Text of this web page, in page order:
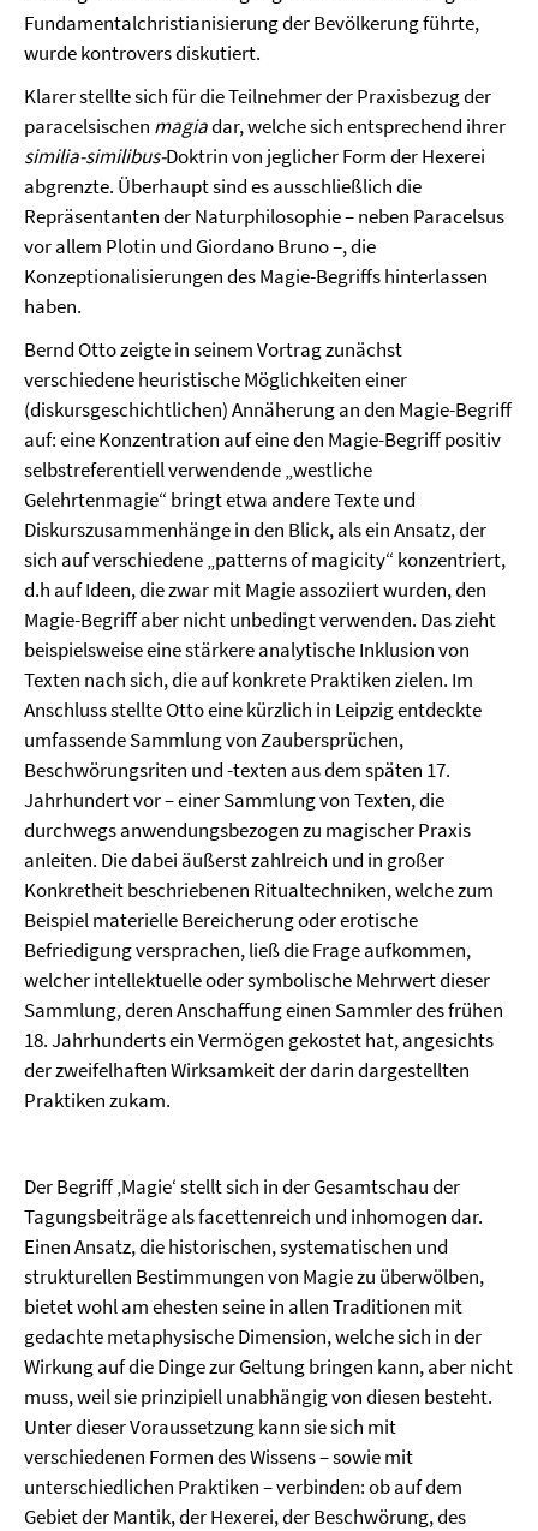
Fundamentalchristianisierung der Bevölkerung führte,
wurde kontrovers diskutiert.
Klarer stellte sich für die Teilnehmer der Praxisbezug der
paracelsischen magiadar, welche sich entsprechend ihrer
similia-similibus-Doktrin von jeglicher Form der Hexerei
abgrenzte. Überhaupt sind es ausschließlich die
Repräsentanten der Naturphilosophie – neben Paracelsus
vor allem Plotin und Giordano Bruno –, die
Konzeptionalisierungen des Magie-Begriffs hinterlassen
haben.
Bernd Otto zeigte in seinem Vortrag zunächst
verschiedene heuristische Möglichkeiten einer
(diskursgeschichtlichen) Annäherung an den Magie-Begriff
auf: eine Konzentration auf eine den Magie-Begriff positiv
selbstreferentiell verwendende „westliche
Gelehrtenmagie“ bringt etwa andere Texte und
Diskurszusammenhänge in den Blick, als ein Ansatz, der
sich auf verschiedene „patterns of magicity“ konzentriert,
d.h auf Ideen, die zwar mit Magie assoziiert wurden, den
Magie-Begriff aber nicht unbedingt verwenden. Das zieht
beispielsweise eine stärkere analytische Inklusion von
Texten nach sich, die auf konkrete Praktiken zielen. Im
Anschluss stellte Otto eine kürzlich in Leipzig entdeckte
umfassende Sammlung von Zaubersprüchen,
Beschwörungsriten und -texten aus dem späten 17.
Jahrhundert vor – einer Sammlung von Texten, die
durchwegs anwendungsbezogen zu magischer Praxis
anleiten. Die dabei äußerst zahlreich und in großer
Konkretheit beschriebenen Ritualtechniken, welche zum
Beispiel materielle Bereicherung oder erotische
Befriedigung versprachen, ließ die Frage aufkommen,
welcher intellektuelle oder symbolische Mehrwert dieser
Sammlung, deren Anschaffung einen Sammler des frühen
18. Jahrhunderts ein Vermögen gekostet hat, angesichts
der zweifelhaften Wirksamkeit der darin dargestellten
Praktiken zukam.
Der Begriff ‚Magie‘ stellt sich in der Gesamtschau der
Tagungsbeiträge als facettenreich und inhomogen dar.
Einen Ansatz, die historischen, systematischen und
strukturellen Bestimmungen von Magie zu überwölben,
bietet wohl am ehesten seine in allen Traditionen mit
gedachte metaphysische Dimension, welche sich in der
Wirkung auf die Dinge zur Geltung bringen kann, aber nicht
muss, weil sie prinzipiell unabhängig von diesen besteht.
Unter dieser Voraussetzung kann sie sich mit
verschiedenen Formen des Wissens – sowie mit
unterschiedlichen Praktiken – verbinden: ob auf dem
Gebiet der Mantik, der Hexerei, der Beschwörung, des